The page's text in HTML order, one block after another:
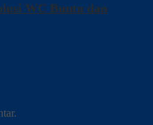
WC Buntu dan